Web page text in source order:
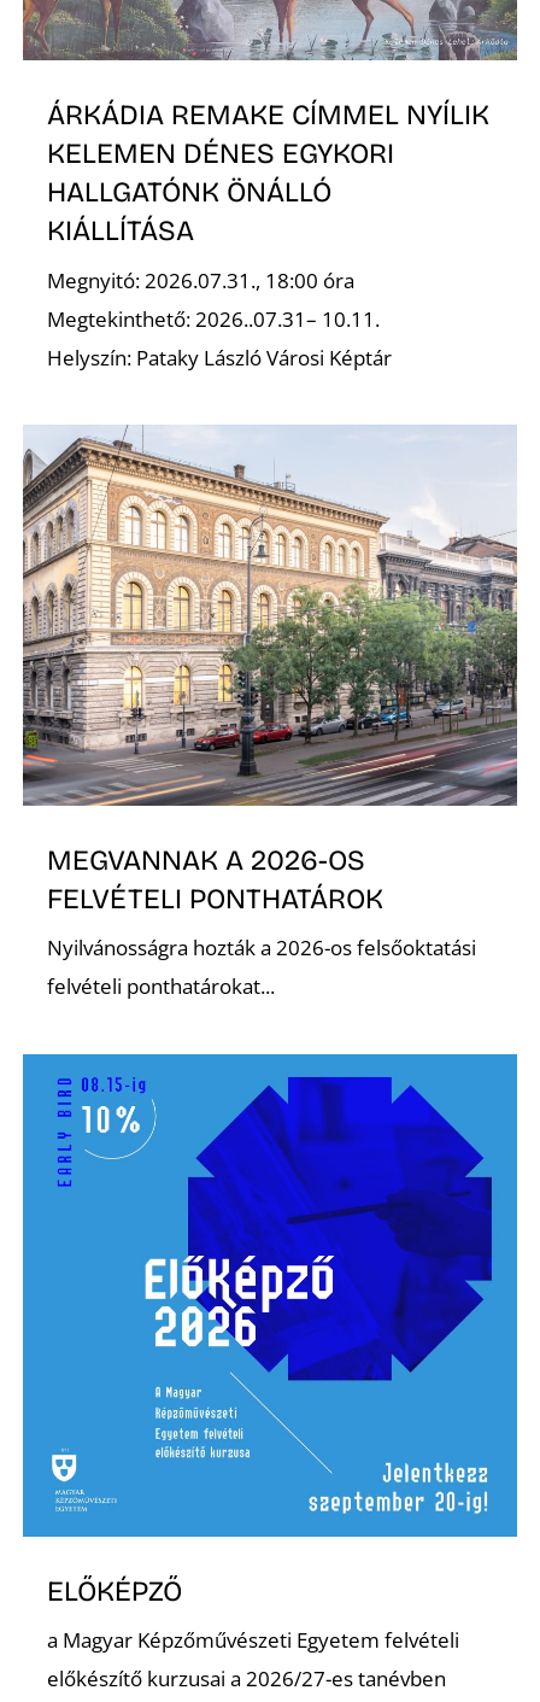
ÁRKÁDIA REMAKE CÍMMEL NYÍLIK
KELEMEN DÉNES EGYKORI
HALLGATÓNK ÖNÁLLÓ
KIÁLLÍTÁSA
Megnyitó: 2026.07.31., 18:00 óra
Megtekinthető: 2026..07.31– 10.11.
Helyszín: Pataky László Városi Képtár
MEGVANNAK A 2026-OS
FELVÉTELI PONTHATÁROK
Nyilvánosságra hozták a 2026-os felsőoktatási
felvételi ponthatárokat...
ELŐKÉPZŐ
a Magyar Képzőművészeti Egyetem felvételi
előkészítő kurzusai a 2026/27-es tanévben